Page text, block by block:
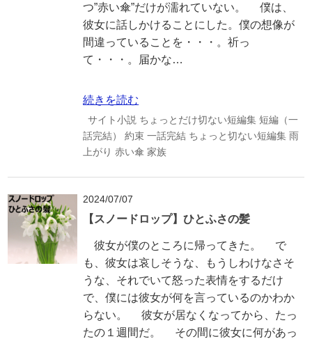
つ”赤い傘”だけが濡れていない。 僕は、
彼女に話しかけることにした。僕の想像が
間違っていることを・・・。祈っ
て・・・。届かな…
続きを読む
サイト小説 ちょっとだけ切ない短編集 短編（一
話完結）
約束 一話完結 ちょっと切ない短編集 雨
上がり 赤い傘 家族
2024/07/07
【スノードロップ】ひとふさの髪
彼女が僕のところに帰ってきた。 で
も、彼女は哀しそうな、もうしわけなさそ
うな、それでいて怒った表情をするだけ
で、僕には彼女が何を言っているのかわか
らない。 彼女が居なくなってから、たっ
たの１週間だ。 その間に彼女に何があっ